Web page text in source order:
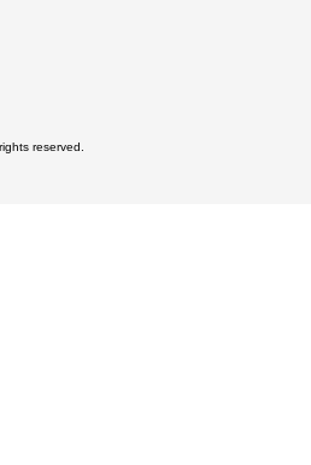
reserved.